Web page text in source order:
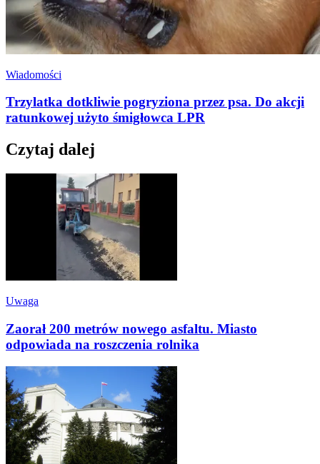
Wiadomości
Trzylatka dotkliwie pogryziona przez psa. Do akcji
ratunkowej użyto śmigłowca LPR
Czytaj dalej
Uwaga
Zaorał 200 metrów nowego asfaltu. Miasto
odpowiada na roszczenia rolnika